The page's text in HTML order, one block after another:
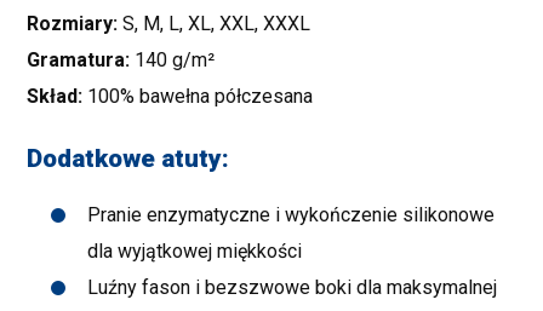
Rozmiary: S, M, L, XL, XXL, XXXL
Gramatura: 140 g/m²
Skład: 100% bawełna półczesana
Dodatkowe atuty:
Pranie enzymatyczne i wykończenie silikonowe
dla wyjątkowej miękkości
Luźny fason i bezszwowe boki dla maksymalnej